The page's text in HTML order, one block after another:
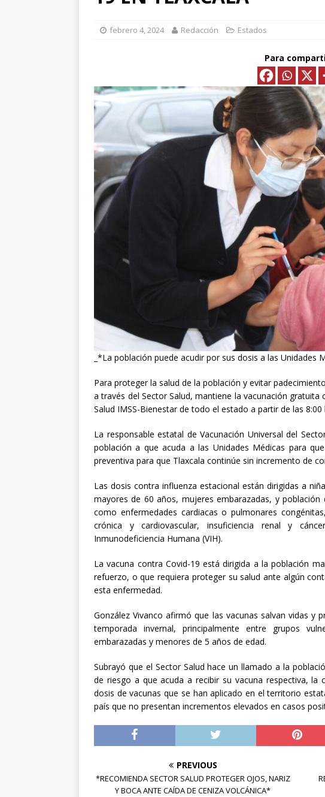
Y ESPECIALISTAS QUE
CONVENCIONAL PARA
[ abril 15, 2026 ]
Presenta Ray
digital
[ abril 13, 2026 ] No es tiempo de
Ana
[ abril 13, 2026 ] Confirma
discutirán paz,
[ abril 13, 2026 ] CLAUDIA
“ROSARIO
[ abril 30, 2024 ]
Lotería del
febrero 4, 2024 Redacción Estados
Para
_*La población puede acudir por sus dosis a las Unidades
Para proteger la salud de la población y evitar
a través del Sector Salud, mantiene la vacunación
Salud IMSS-Bienestar de todo el estado a partir de las 8:00
La responsable estatal de Vacunación Universal del
población a que acuda a las Unidades Médicas para
preventiva para que Tlaxcala continúe sin incremento de
Las dosis contra influenza estacional están dirigidas a
mayores de 60 años, mujeres embarazadas, y
como enfermedades cardiacas o pulmonares
crónica y cardiovascular, insuficiencia renal y
Inmunodeficiencia Humana (VIH).
La vacuna contra Covid-19 está dirigida a la población
refuerzo, o que requiera proteger su salud ante algún
esta enfermedad.
González Vivanco afirmó que las vacunas salvan vidas y
temporada invernal, principalmente entre grupos
embarazadas y menores de 5 años de edad.
Subrayó que el Sector Salud hace un llamado a la
de riesgo a que acuda a recibir su vacuna respectiva,
dosis de vacunas que se han aplicado en el territorio
país que no presentan incrementos elevados en casos
PREVIOUS
*RECOMIENDA SECTOR SALUD PROTEGER OJOS, NARIZ
Y BOCA ANTE CAÍDA DE CENIZA VOLCÁNICA*